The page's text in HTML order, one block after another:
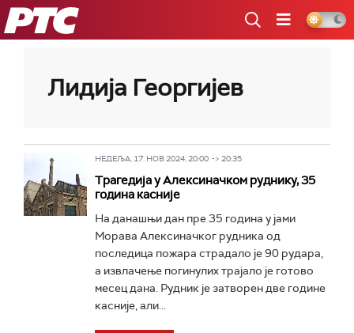
РТС
Лидија Георгијев
НЕДЕЉА, 17. НОВ 2024, 20:00 -> 20:35
Трагедија у Алексиначком руднику, 35
година касније
На данашњи дан пре 35 година у јами
Морава Алексиначког рудника од
последица пожара страдало је 90 рудара,
а извлачење погинулих трајало је готово
месец дана. Рудник је затворен две године
касније, али...